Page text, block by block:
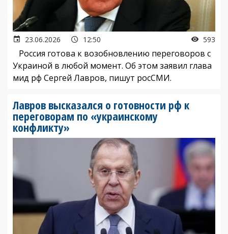
23.06.2026 12:50 593
Россия готова к возобновлению переговоров с
Украиной в любой момент. Об этом заявил глава
мид рф Сергей Лавров, пишут росСМИ.
Лавров высказался о готовности рф к
переговорам по «украинскому
конфликту»